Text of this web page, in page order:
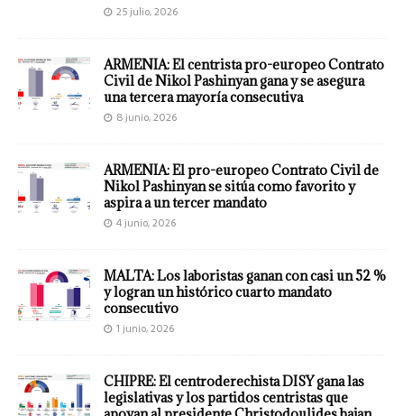
25 julio, 2026
ARMENIA: El centrista pro-europeo Contrato
Civil de Nikol Pashinyan gana y se asegura
una tercera mayoría consecutiva
8 junio, 2026
ARMENIA: El pro-europeo Contrato Civil de
Nikol Pashinyan se sitúa como favorito y
aspira a un tercer mandato
4 junio, 2026
MALTA: Los laboristas ganan con casi un 52 %
y logran un histórico cuarto mandato
consecutivo
1 junio, 2026
CHIPRE: El centroderechista DISY gana las
legislativas y los partidos centristas que